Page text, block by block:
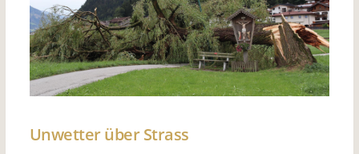
Unwetter über Strass